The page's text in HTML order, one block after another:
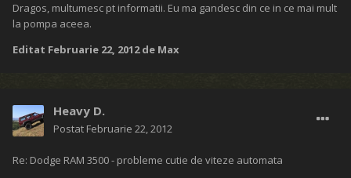
Dragos, multumesc pt informatii. Eu ma gandesc din ce in ce mai mult
la pompa aceea.
Editat Februarie 22, 2012de Max
Heavy D.
Postat Februarie 22, 2012
Re: Dodge RAM 3500 - probleme cutie de viteze automata